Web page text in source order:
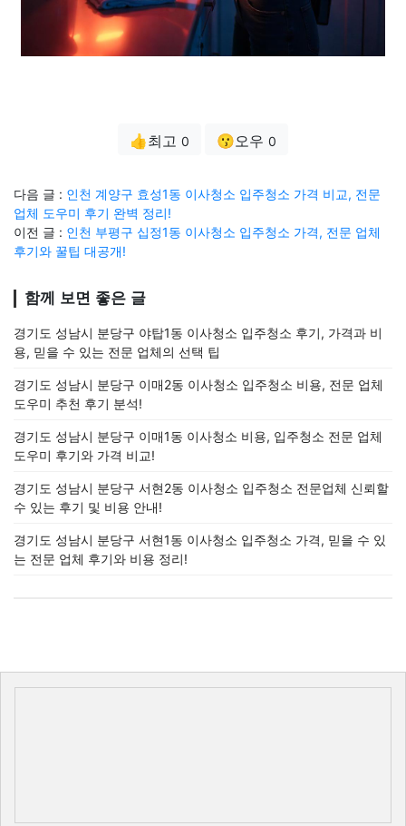
👍최고 0 😗오우 0
다음 글 : 인천 계양구 효성1동 이사청소 입주청소 가격 비교, 전문
업체 도우미 후기 완벽 정리!
이전 글 : 인천 부평구 십정1동 이사청소 입주청소 가격, 전문 업체
후기와 꿀팁 대공개!
함께 보면 좋은 글
경기도 성남시 분당구 야탑1동 이사청소 입주청소 후기, 가격과 비
용, 믿을 수 있는 전문 업체의 선택 팁
경기도 성남시 분당구 이매2동 이사청소 입주청소 비용, 전문 업체
도우미 추천 후기 분석!
경기도 성남시 분당구 이매1동 이사청소 비용, 입주청소 전문 업체
도우미 후기와 가격 비교!
경기도 성남시 분당구 서현2동 이사청소 입주청소 전문업체 신뢰할
수 있는 후기 및 비용 안내!
경기도 성남시 분당구 서현1동 이사청소 입주청소 가격, 믿을 수 있
는 전문 업체 후기와 비용 정리!